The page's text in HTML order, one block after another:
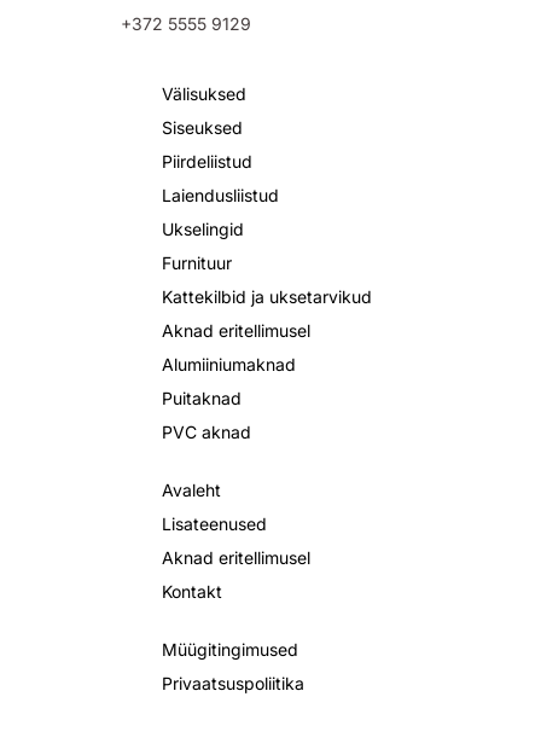
+372 5555 9129
Välisuksed
Siseuksed
Piirdeliistud
Laiendusliistud
Ukselingid
Furnituur
Kattekilbid ja uksetarvikud
Aknad eritellimusel
Alumiiniumaknad
Puitaknad
PVC aknad
Avaleht
Lisateenused
Aknad eritellimusel
Kontakt
Müügitingimused
Privaatsuspoliitika